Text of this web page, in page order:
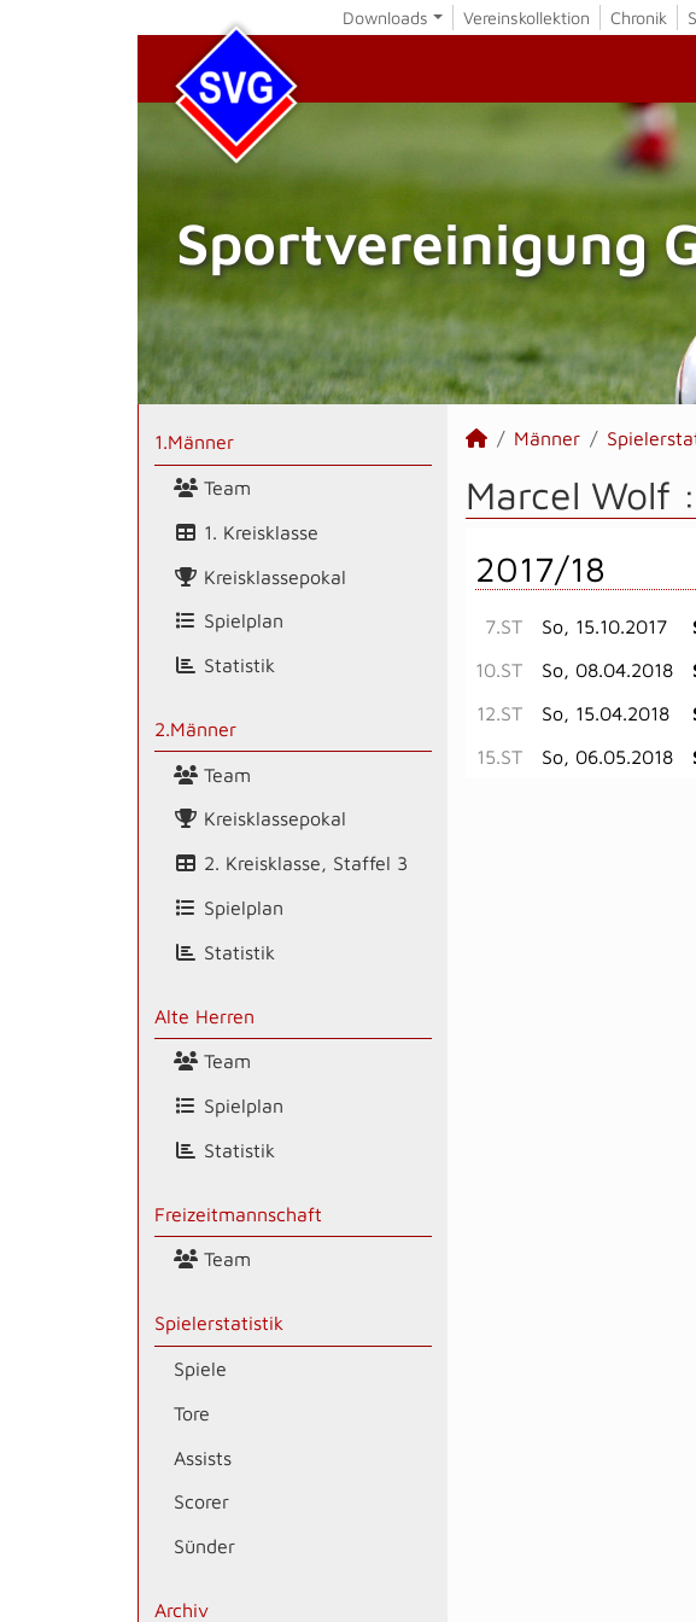
Downloads Vereinskollektion Chronik
Sportvereinigung
1.Männer
Team
1. Kreisklasse
Kreisklassepokal
Spielplan
Statistik
2.Männer
Team
Kreisklassepokal
2. Kreisklasse, Staffel 3
Spielplan
Statistik
Alte Herren
Team
Spielplan
Statistik
Freizeitmannschaft
Team
Spielerstatistik
Spiele
Tore
Assists
Scorer
Sünder
Archiv
Männer
Marcel Wolf
2017/18
7.ST So, 15.10.2017
10.ST So, 08.04.2018
12.ST So, 15.04.2018
15.ST So, 06.05.2018